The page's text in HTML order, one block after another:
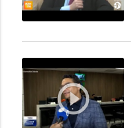
play_circle_outline